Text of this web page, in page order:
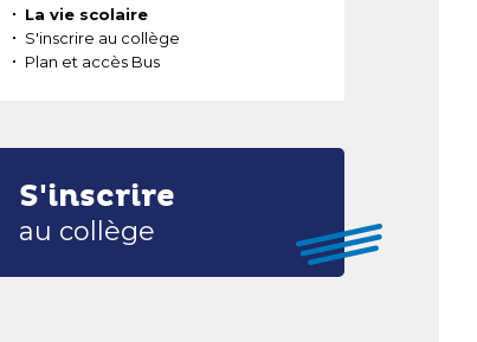
La vie scolaire
S'inscrire au collège
Plan et accès Bus
S'inscrire
au collège